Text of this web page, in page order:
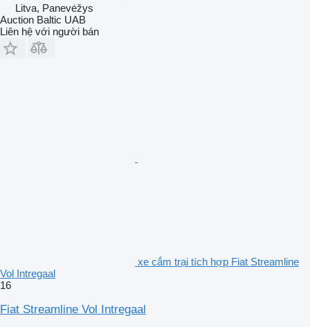
Litva, Panevėžys
Auction Baltic UAB
Liên hệ với người bán
xe cắm trại tích hợp Fiat Streamline
Vol Intregaal
16
Fiat Streamline Vol Intregaal